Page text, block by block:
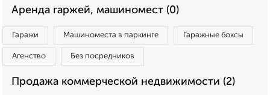
Аренда гаржей, машиномест (0)
Гаражи Машиноместа в паркинге Гаражные боксы
Агенство Без посредников
Продажа коммерческой недвижимости (2)